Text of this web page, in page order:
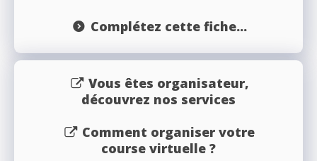
Complétez cette fiche...
Vous êtes organisateur,
découvrez nos services
Comment organiser votre
course virtuelle ?